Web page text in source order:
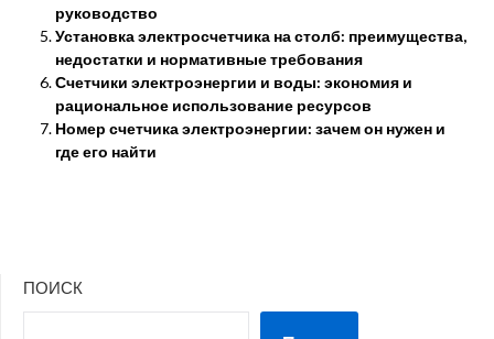
руководство
Установка электросчетчика на столб: преимущества,
недостатки и нормативные требования
Счетчики электроэнергии и воды: экономия и
рациональное использование ресурсов
Номер счетчика электроэнергии: зачем он нужен и
где его найти
ПОИСК